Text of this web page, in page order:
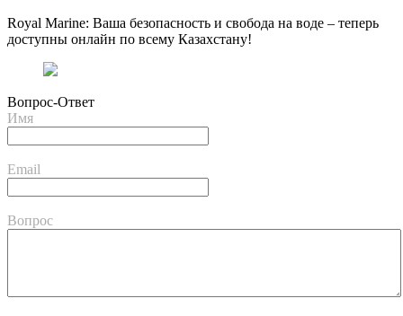
Royal Marine: Ваша безопасность и свобода на воде – теперь
доступны онлайн по всему Казахстану!
Вопрос-Ответ
Имя
Email
Вопрос